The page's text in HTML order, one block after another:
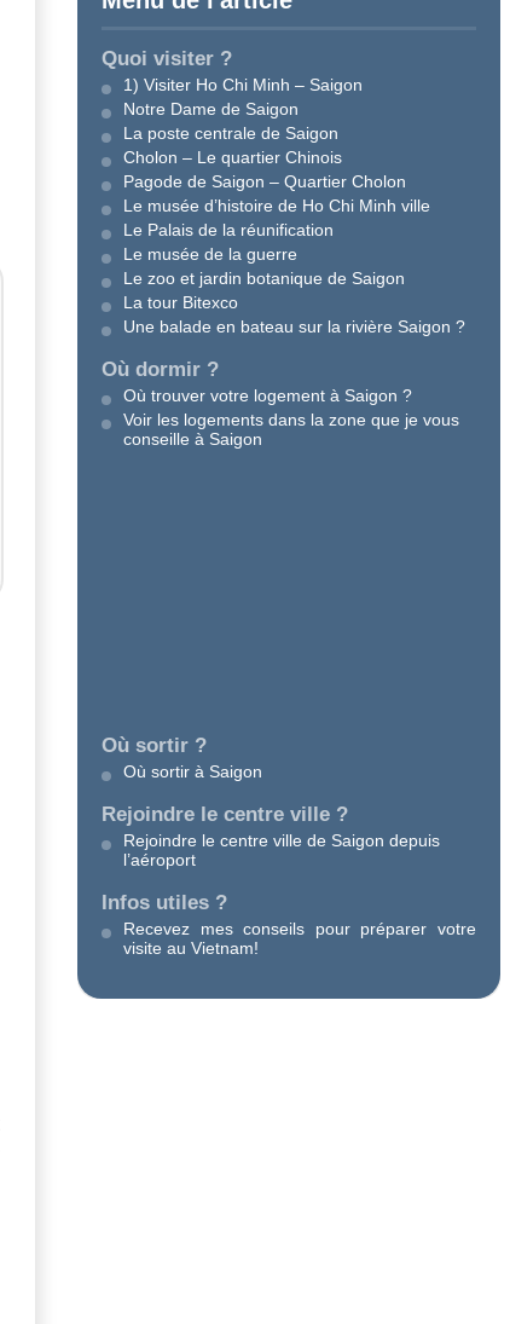
Quoi visiter ?
1) Visiter Ho Chi Minh – Saigon
Notre Dame de Saigon
La poste centrale de Saigon
Cholon – Le quartier Chinois
Pagode de Saigon – Quartier Cholon
Le musée d’histoire de Ho Chi Minh ville
Le Palais de la réunification
Le musée de la guerre
Le zoo et jardin botanique de Saigon
La tour Bitexco
Une balade en bateau sur la rivière Saigon ?
Où dormir ?
Où trouver votre logement à Saigon ?
Voir les logements dans la zone que je vous
conseille à Saigon
Où sortir ?
Où sortir à Saigon
Rejoindre le centre ville ?
Rejoindre le centre ville de Saigon depuis
l’aéroport
Infos utiles ?
Recevez mes conseils pour préparer votre
visite au Vietnam!